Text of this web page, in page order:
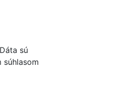
sú
súhlasom